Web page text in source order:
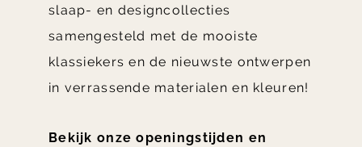
slaap- en designcollecties
samengesteld met de mooiste
klassiekers en de nieuwste ontwerpen
in verrassende materialen en kleuren!
Bekijk onze openingstijden en